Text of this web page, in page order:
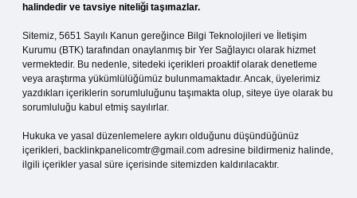
halindedir ve tavsiye niteliği taşımazlar.
Sitemiz, 5651 Sayılı Kanun gereğince Bilgi Teknolojileri ve İletişim
Kurumu (BTK) tarafından onaylanmış bir Yer Sağlayıcı olarak hizmet
vermektedir. Bu nedenle, sitedeki içerikleri proaktif olarak denetleme
veya araştırma yükümlülüğümüz bulunmamaktadır. Ancak, üyelerimiz
yazdıkları içeriklerin sorumluluğunu taşımakta olup, siteye üye olarak bu
sorumluluğu kabul etmiş sayılırlar.
Hukuka ve yasal düzenlemelere aykırı olduğunu düşündüğünüz
içerikleri, backlinkpanelicomtr@gmail.com adresine bildirmeniz halinde,
ilgili içerikler yasal süre içerisinde sitemizden kaldırılacaktır.